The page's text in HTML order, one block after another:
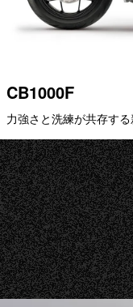
CB1000F
力強さと洗練が共存す